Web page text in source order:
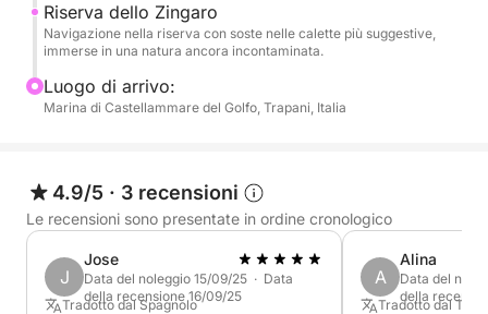
un mare limpido e brillante. Durante l’escursione
sono previste soste per bagno e relax, prima del
rientro a Castellammare del Golfo, con negli occhi i
colori più belli della Sicilia.
Riserva dello Zingaro
Navigazione nella riserva con soste nelle calette più suggestive,
immerse in una natura ancora incontaminata.
Luogo di arrivo:
Marina di Castellammare del Golfo, Trapani, Italia
4.9/5 · 3 recensioni
Le recensioni sono presentate in ordine cronologico
J
Jose
Data del noleggio 15/09/25 · Data
della recensione 16/09/25
Tradotto dal Spagnolo
A
Alina
Data del
della
Tradotto dal